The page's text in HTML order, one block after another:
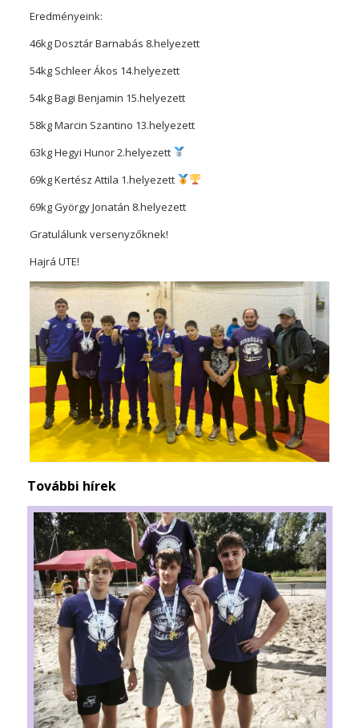
Eredményeink:
46kg Dosztár Barnabás 8.helyezett
54kg Schleer Ákos 14.helyezett
54kg Bagi Benjamin 15.helyezett
58kg Marcin Szantino 13.helyezett
63kg Hegyi Hunor 2.helyezett
69kg Kertész Attila 1.helyezett
69kg György Jonatán 8.helyezett
Gratulálunk versenyzőknek!
Hajrá UTE!
További hírek